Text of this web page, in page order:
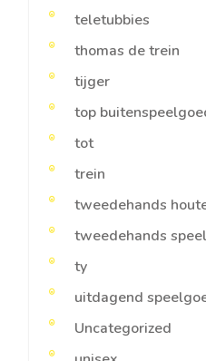
teletubbies
thomas de trein
tijger
top
tot
trein
tweedehands
tweedehands
ty
uitdagend
Uncategorized